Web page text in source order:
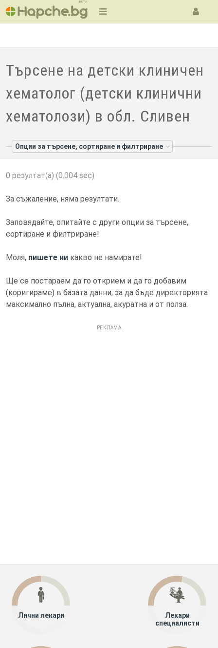
BETA
Търсене на детски клиничен
хематолог (детски клинични
хематолози) в обл. Сливен
Опции за търсене, сортиране и филтриране
0 резултат(а) (0.004 sec)
За съжаление, няма резултати.
Заповядайте, опитайте с други опции за търсене,
сортиране и филтриране!
Моля, пишете ни какво не намирате!
Ще се постараем да го открием и да го добавим
(коригираме) в базата данни, за да бъде директорията
максимално пълна, актуална, акуратна и от полза.
РЕКЛАМА
Лични лекари
Лекари
специалисти